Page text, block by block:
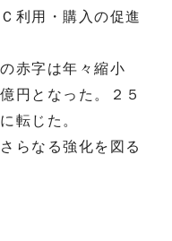
利用・購入の促進
赤字は年々縮小
円となった。２５
転じた。
らなる強化を図る